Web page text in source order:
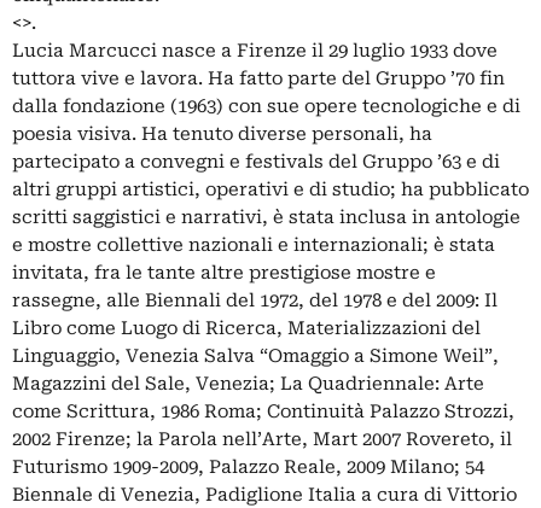
<>.
Lucia Marcucci nasce a Firenze il 29 luglio 1933 dove
tuttora vive e lavora. Ha fatto parte del Gruppo ’70 fin
dalla fondazione (1963) con sue opere tecnologiche e di
poesia visiva. Ha tenuto diverse personali, ha
partecipato a convegni e festivals del Gruppo ’63 e di
altri gruppi artistici, operativi e di studio; ha pubblicato
scritti saggistici e narrativi, è stata inclusa in antologie
e mostre collettive nazionali e internazionali; è stata
invitata, fra le tante altre prestigiose mostre e
rassegne, alle Biennali del 1972, del 1978 e del 2009: Il
Libro come Luogo di Ricerca, Materializzazioni del
Linguaggio, Venezia Salva “Omaggio a Simone Weil”,
Magazzini del Sale, Venezia; La Quadriennale: Arte
come Scrittura, 1986 Roma; Continuità Palazzo Strozzi,
2002 Firenze; la Parola nell’Arte, Mart 2007 Rovereto, il
Futurismo 1909-2009, Palazzo Reale, 2009 Milano; 54
Biennale di Venezia, Padiglione Italia a cura di Vittorio